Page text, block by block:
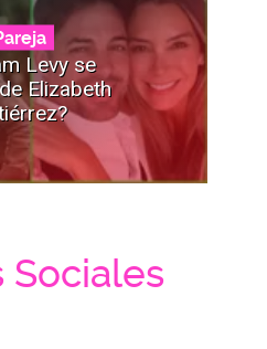
Levy se
Elizabeth
Sociales